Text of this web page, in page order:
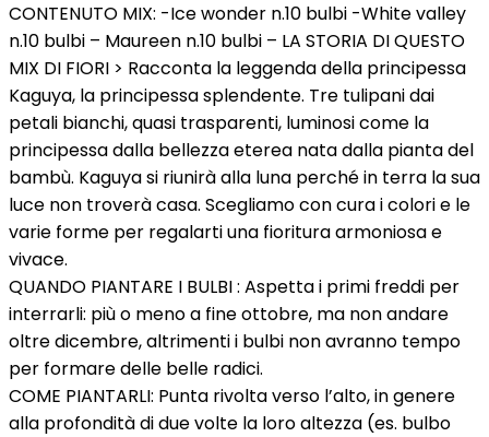
CONTENUTO MIX: -Ice wonder n.10 bulbi -White valley
n.10 bulbi – Maureen n.10 bulbi – LA STORIA DI QUESTO
MIX DI FIORI > Racconta la leggenda della principessa
Kaguya, la principessa splendente. Tre tulipani dai
petali bianchi, quasi trasparenti, luminosi come la
principessa dalla bellezza eterea nata dalla pianta del
bambù. Kaguya si riunirà alla luna perché in terra la sua
luce non troverà casa. Scegliamo con cura i colori e le
varie forme per regalarti una fioritura armoniosa e
vivace.
QUANDO PIANTARE I BULBI : Aspetta i primi freddi per
interrarli: più o meno a fine ottobre, ma non andare
oltre dicembre, altrimenti i bulbi non avranno tempo
per formare delle belle radici.
COME PIANTARLI: Punta rivolta verso l’alto, in genere
alla profondità di due volte la loro altezza (es. bulbo